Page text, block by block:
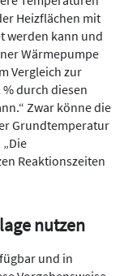
Heizflächen mit
werden kann und
Wärmepumpe
Vergleich zur
durch diesen
Zwar könne die
Grundtemperatur
Reaktionszeiten
nutzen
und in